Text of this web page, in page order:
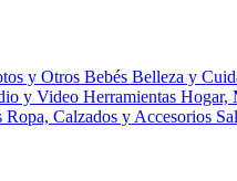
y Otros Bebés Belleza y
y Video Herramientas Hogar,
Ropa, Calzados y Accesorios